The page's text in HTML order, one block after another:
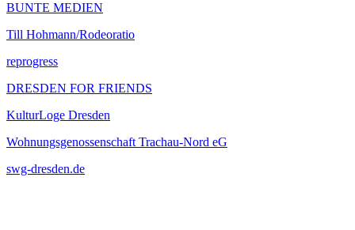
BUNTE MEDIEN
Till Hohmann/Rodeoratio
reprogress
DRESDEN FOR FRIENDS
KulturLoge Dresden
Wohnungsgenossenschaft Trachau-Nord eG
swg-dresden.de